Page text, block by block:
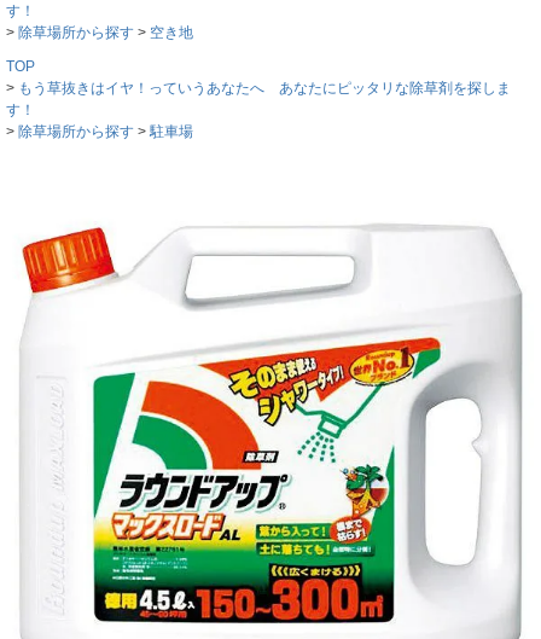
す！
除草場所から探す
空き地
TOP
もう草抜きはイヤ！っていうあなたへ あなたにピッタリな除草剤を探しま
す！
除草場所から探す
駐車場